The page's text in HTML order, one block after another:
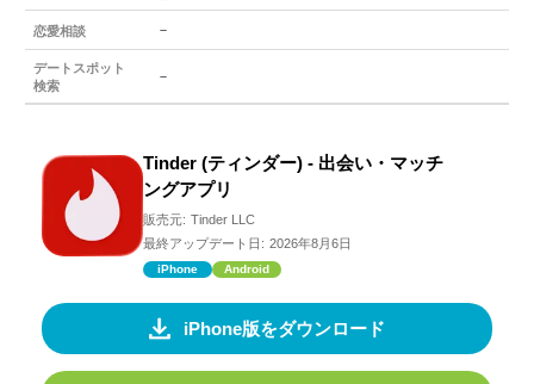
恋愛相談 －
デートスポット
検索
－
Tinder (ティンダー) - 出会い・マッチ
ングアプリ
販売元: Tinder LLC
最終アップデート日: 2026年8月6日
iPhone Android
iPhone版をダウンロード